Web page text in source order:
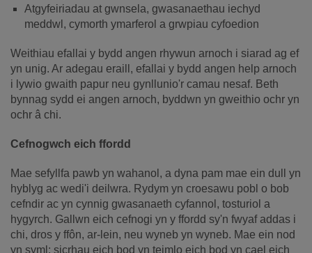
Atgyfeiriadau at gwnsela, gwasanaethau iechyd
meddwl, cymorth ymarferol a grwpiau cyfoedion
Weithiau efallai y bydd angen rhywun arnoch i siarad ag ef
yn unig. Ar adegau eraill, efallai y bydd angen help arnoch
i lywio gwaith papur neu gynllunio'r camau nesaf. Beth
bynnag sydd ei angen arnoch, byddwn yn gweithio ochr yn
ochr â chi.
Cefnogwch eich ffordd
Mae sefyllfa pawb yn wahanol, a dyna pam mae ein dull yn
hyblyg ac wedi'i deilwra. Rydym yn croesawu pobl o bob
cefndir ac yn cynnig gwasanaeth cyfannol, tosturiol a
hygyrch. Gallwn eich cefnogi yn y ffordd sy'n fwyaf addas i
chi, dros y ffôn, ar-lein, neu wyneb yn wyneb. Mae ein nod
yn syml: sicrhau eich bod yn teimlo eich bod yn cael eich